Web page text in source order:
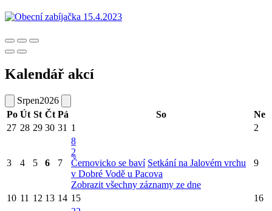
Kalendář akcí
Srpen2026
Po Út St Čt Pá So
Ne
27 28 29 30 31 1 2
3 4 5 6 7
8
2
Černovicko se baví Setkání na Jalovém vrchu
v Dobré Vodě u Pacova
Zobrazit všechny záznamy ze dne
9
10 11 12 13 14 15 16